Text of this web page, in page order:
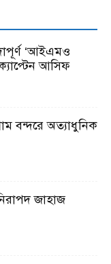
‘আইএমও
ক্যাপ্টেন আসিফ
বন্দরে অত্যাধুনিক
জাহাজ